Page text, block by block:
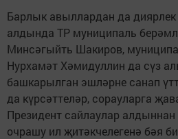
Барлык авыллардан да диярлек
алдында ТР муниципаль
Минсәгыйть Шакиров,
Нурхамәт Хәмидуллин да сүз
башкарылган эшләрне санап
да күрсәттеләр, сорауларга
Президент сайлаулар алдыннан
очрашу ил җитәкчелегенә бәя